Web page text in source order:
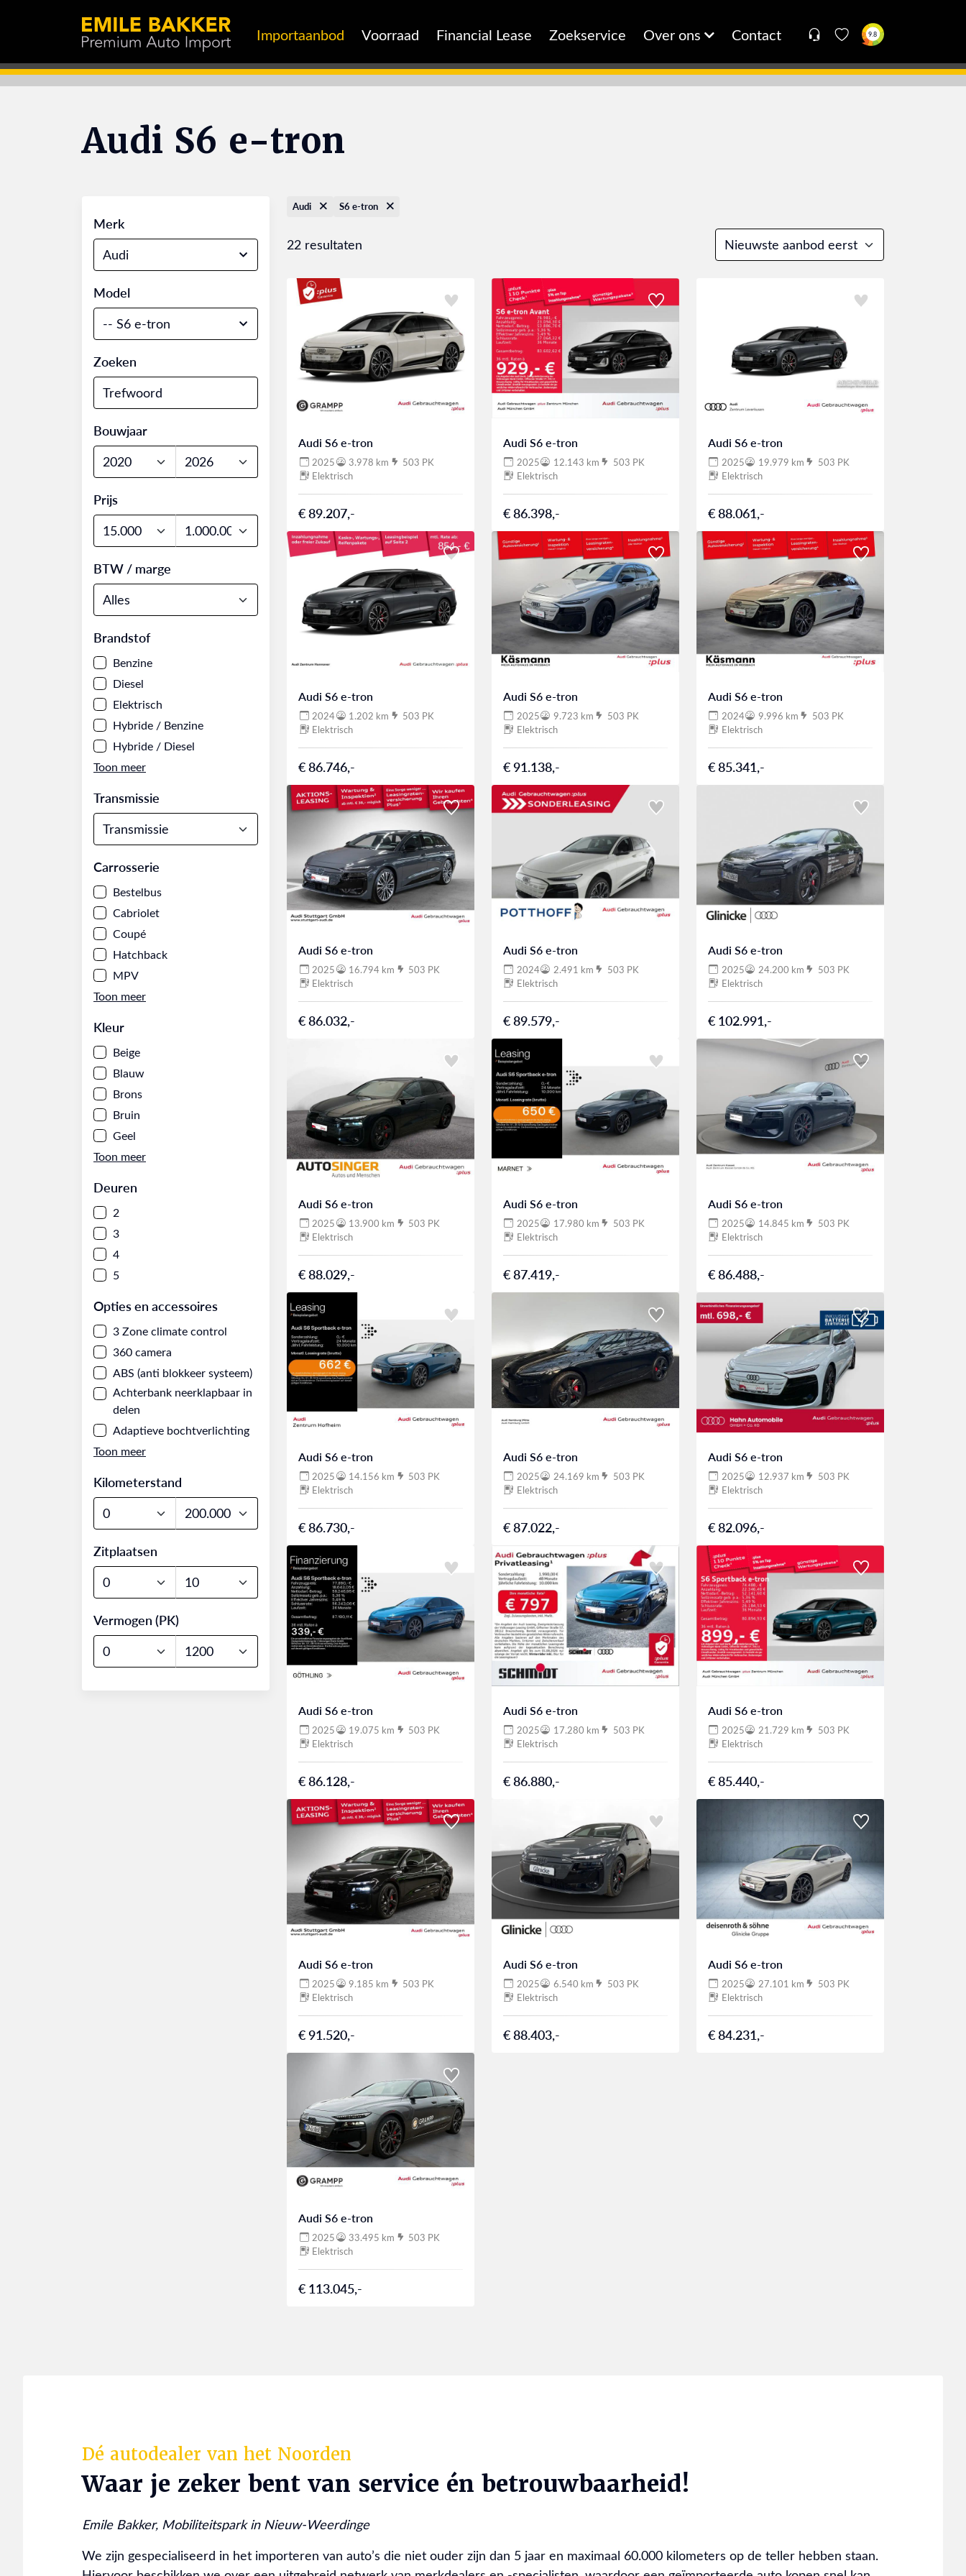
Importaanbod Voorraad Financial Lease Zoekservice Over ons Contact 9.8
Audi S6 e-tron
Merk
Audi
Model
-- S6 e-tron
Zoeken
Bouwjaar
Prijs
BTW / marge
Brandstof
Benzine
Diesel
Elektrisch
Hybride / Benzine
Hybride / Diesel
Transmissie
Carrosserie
Bestelbus
Cabriolet
Coupé
Hatchback
MPV
Kleur
Beige
Blauw
Brons
Bruin
Geel
Deuren
2
3
4
5
Opties en accessoires
3 Zone climate control
360 camera
ABS (anti blokkeer systeem)
Achterbank neerklapbaar in
delen
Adaptieve bochtverlichting
Kilometerstand
Zitplaatsen
Vermogen (PK)
Audi S6 e-tron
22 resultaten
Audi S6 e-tron
2025 3.978 km
503 PK
Elektrisch
€ 89.207,-
Audi S6 e-tron
2025 12.143 km
503 PK
Elektrisch
€ 86.398,-
Audi S6 e-tron
2025 19.979 km
503 PK
Elektrisch
€ 88.061,-
Audi S6 e-tron
2024 1.202 km
503 PK
Elektrisch
€ 86.746,-
Audi S6 e-tron
2025 9.723 km
503 PK
Elektrisch
€ 91.138,-
Audi S6 e-tron
2024 9.996 km
503 PK
Elektrisch
€ 85.341,-
Audi S6 e-tron
2025 16.794 km
503 PK
Elektrisch
€ 86.032,-
Audi S6 e-tron
2024 2.491 km
503 PK
Elektrisch
€ 89.579,-
Audi S6 e-tron
2025 24.200 km
503 PK
Elektrisch
€ 102.991,-
Audi S6 e-tron
2025 13.900 km
503 PK
Elektrisch
€ 88.029,-
Audi S6 e-tron
2025 17.980 km
503 PK
Elektrisch
€ 87.419,-
Audi S6 e-tron
2025 14.845 km
503 PK
Elektrisch
€ 86.488,-
Audi S6 e-tron
2025 14.156 km
503 PK
Elektrisch
€ 86.730,-
Audi S6 e-tron
2025 24.169 km
503 PK
Elektrisch
€ 87.022,-
Audi S6 e-tron
2025 12.937 km
503 PK
Elektrisch
€ 82.096,-
Audi S6 e-tron
2025 19.075 km
503 PK
Elektrisch
€ 86.128,-
Audi S6 e-tron
2025 17.280 km
503 PK
Elektrisch
€ 86.880,-
Audi S6 e-tron
2025 21.729 km
503 PK
Elektrisch
€ 85.440,-
Audi S6 e-tron
2025 9.185 km
503 PK
Elektrisch
€ 91.520,-
Audi S6 e-tron
2025 6.540 km
503 PK
Elektrisch
€ 88.403,-
Audi S6 e-tron
2025 27.101 km
503 PK
Elektrisch
€ 84.231,-
Audi S6 e-tron
2025 33.495 km
503 PK
Elektrisch
€ 113.045,-
Dé autodealer van het Noorden
Waar je zeker bent van service én betrouwbaarheid!
Emile Bakker, Mobiliteitspark in Nieuw-Weerdinge
We zijn gespecialiseerd in het importeren van auto’s die niet ouder zijn dan 5 jaar en maximaal 60.000 kilometers op de teller hebben staan.